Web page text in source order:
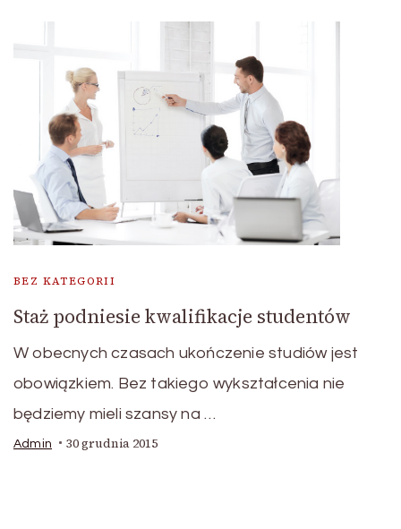
BEZ KATEGORII
Staż podniesie kwalifikacje studentów
W obecnych czasach ukończenie studiów jest
obowiązkiem. Bez takiego wykształcenia nie
będziemy mieli szansy na …
Admin 30 grudnia 2015